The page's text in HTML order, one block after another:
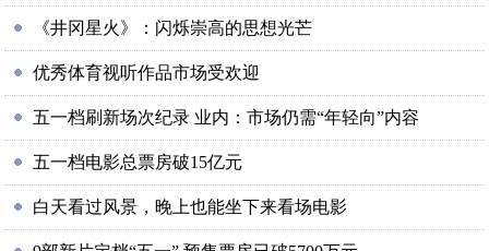
《井冈星火》：闪烁崇高的思想光芒
优秀体育视听作品市场受欢迎
五一档刷新场次纪录 业内：市场仍需“年轻向”内容
五一档电影总票房破15亿元
白天看过风景，晚上也能坐下来看场电影